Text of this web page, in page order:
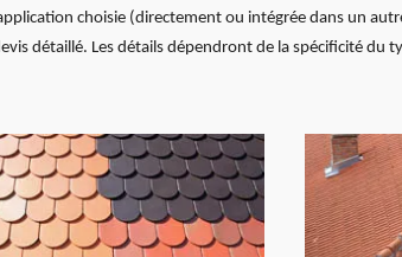
choisie (directement ou intégrée dans un
détaillé. Les détails dépendront de la spécificité